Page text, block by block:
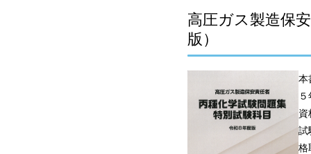
高圧ガス製造保
版）
本
資
試
格